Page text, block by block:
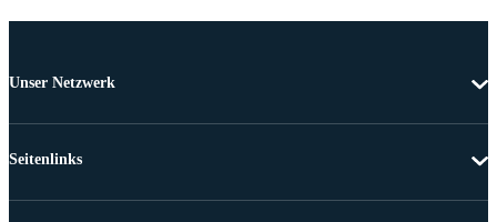
Unser Netzwerk
Seitenlinks